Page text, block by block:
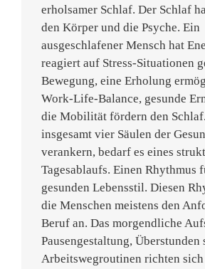
erholsamer Schlaf. Der Schlaf
den Körper und die Psyche. Ein
ausgeschlafener Mensch hat
reagiert auf Stress-Situationen
Bewegung, eine Erholung
Work-Life-Balance, gesunde
die Mobilität fördern den
insgesamt vier Säulen der
verankern, bedarf es eines
Tagesablaufs. Einen Rhythmus
gesunden Lebensstil. Diesen
die Menschen meistens den
Beruf an. Das morgendliche
Pausengestaltung, Überstunden
Arbeitswegroutinen richten